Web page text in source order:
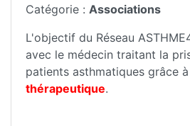
Catégorie : Associations
L'objectif du Réseau
avec le médecin traitant la
patients asthmatiques grâce à
thérapeutique.